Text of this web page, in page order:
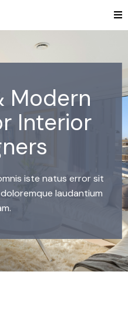
Modern
Interior
iste natus error sit
laudantium